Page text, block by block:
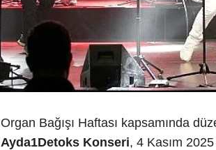
Organ Bağışı Haftası kapsamında
Ayda1Detoks Konseri, 4 Kasım